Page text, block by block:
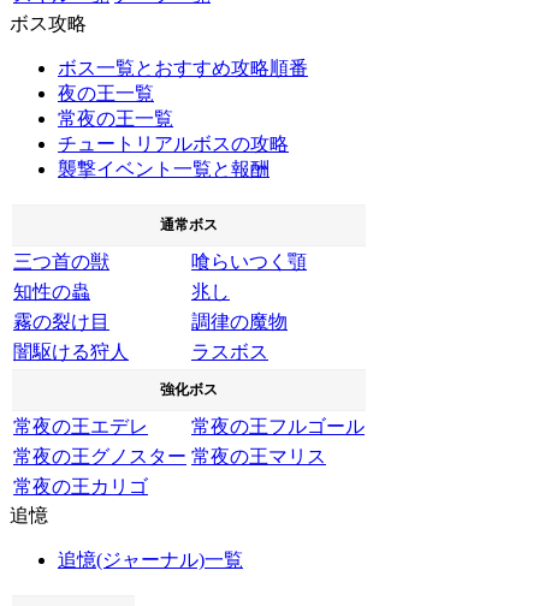
ボス攻略
ボス一覧とおすすめ攻略順番
夜の王一覧
常夜の王一覧
チュートリアルボスの攻略
襲撃イベント一覧と報酬
通常ボス
三つ首の獣
喰らいつく顎
知性の蟲
兆し
霧の裂け目
調律の魔物
闇駆ける狩人
ラスボス
強化ボス
常夜の王エデレ
常夜の王フルゴール
常夜の王グノスター 常夜の王マリス
常夜の王カリゴ
追憶
追憶(ジャーナル)一覧